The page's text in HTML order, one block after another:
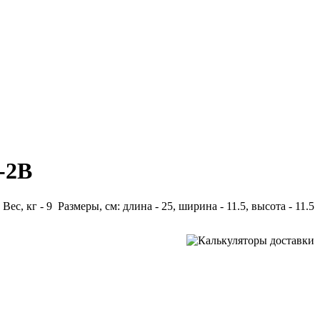
Вес, кг - 9 Размеры, см: длина - 25, ширина - 11.5, высота - 11.5